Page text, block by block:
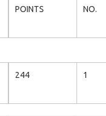
POINTS NO.
244 1